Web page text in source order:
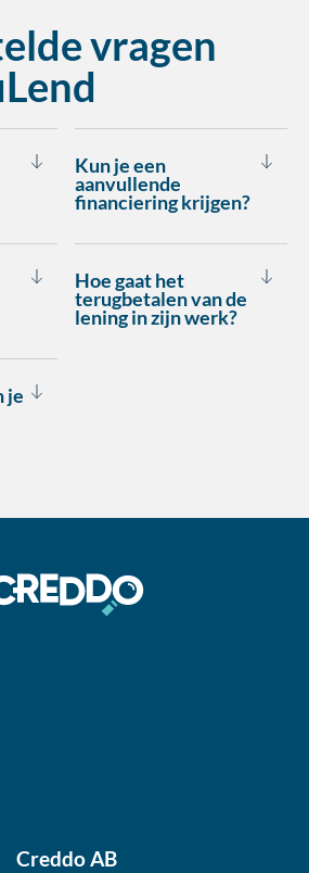
vragen
Kun je een
aanvullende
financiering krijgen?
Hoe gaat het
terugbetalen van de
lening in zijn werk?
je
Creddo AB